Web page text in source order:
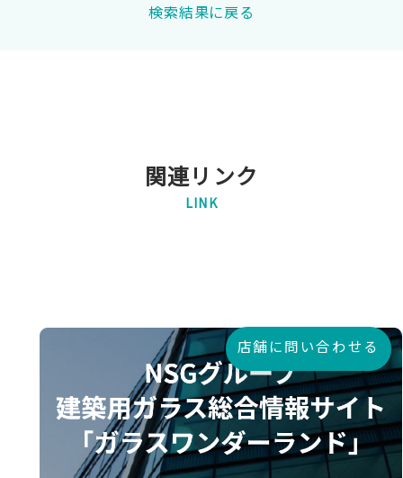
検索結果に戻る
関連リンク
LINK
店舗に問い合わせる